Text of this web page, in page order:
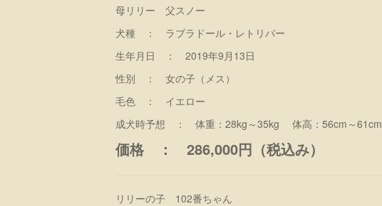
母リリー 父スノー
犬種 ： ラブラドール・レトリバー
生年月日 ： 2019年9月13日
性別 ： 女の子（メス）
毛色 ： イエロー
成犬時予想 ： 体重：28kg～35kg 体高：56cm～61cm
価格 ： 286,000円（税込み）
リリーの子 102番ちゃん